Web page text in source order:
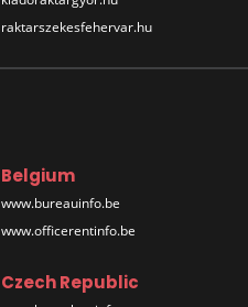
raktarszekesfehervar.hu
Belgium
www.bureauinfo.be
www.officerentinfo.be
Czech Republic